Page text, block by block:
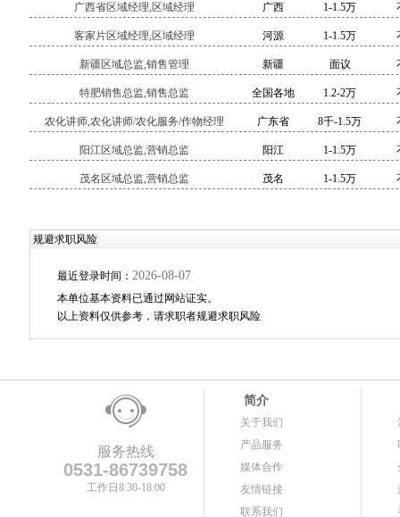
广西省区域经理,区域经理 广西 1-1.5万
客家片区域经理,区域经理 河源 1-1.5万
新疆区域总监,销售管理 新疆 面议
特肥销售总监,销售总监 全国各地 1.2-2万
农化讲师,农化讲师/农化服务/作物经理 广东省 8千-1.5万
阳江区域总监,营销总监 阳江 1-1.5万
茂名区域总监,营销总监 茂名 1-1.5万
规避求职风险
最近登录时间： 2026-08-07
本单位基本资料已通过网站证实。
以上资料仅供参考，请求职者规避求职风险
服务热线
0531-86739758
工作日8:30-18:00
简介
关于我们
产品服务
媒体合作
友情链接
联系我们